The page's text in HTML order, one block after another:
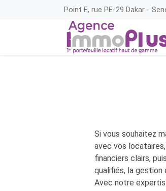
Point E, rue PE-29 Dakar -
Si vous souhaitez
avec vos locataires,
financiers clairs,
qualifiés, la gestion
Avec notre